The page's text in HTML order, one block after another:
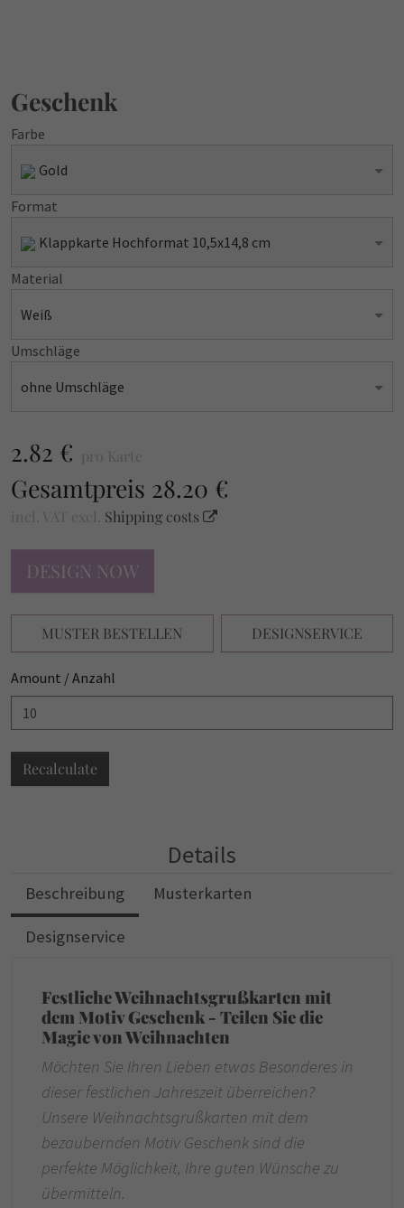
Geschenk
Farbe
Gold
Format
Klappkarte Hochformat 10,5x14,8 cm
Material
Weiß
Umschläge
ohne Umschläge
2.82 € pro Karte
Gesamtpreis 28.20 €
incl. VAT excl. Shipping costs
DESIGN NOW
MUSTER BESTELLEN DESIGNSERVICE
Amount / Anzahl
Recalculate
Details
Beschreibung Musterkarten
Designservice
Festliche Weihnachtsgrußkarten mit
dem Motiv Geschenk - Teilen Sie die
Magie von Weihnachten
Möchten Sie Ihren Lieben etwas Besonderes in
dieser festlichen Jahreszeit überreichen?
Unsere Weihnachtsgrußkarten mit dem
bezaubernden Motiv Geschenk sind die
perfekte Möglichkeit, Ihre guten Wünsche zu
übermitteln.